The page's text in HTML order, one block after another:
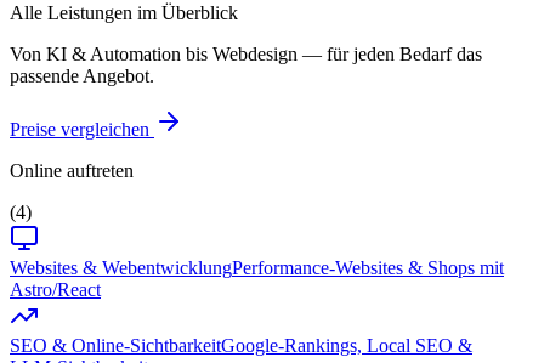
Alle Leistungen im Überblick
Von KI & Automation bis Webdesign — für jeden Bedarf das
passende Angebot.
Preise vergleichen
Online auftreten
(4)
Websites & WebentwicklungPerformance-Websites & Shops mit
Astro/React
SEO & Online-SichtbarkeitGoogle-Rankings, Local SEO &